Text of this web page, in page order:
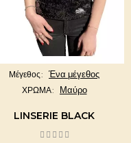
Μέγεθος Ένα μέγεθος
ΧΡΩΜΑ Μαύρο
LINSERIE BLACK